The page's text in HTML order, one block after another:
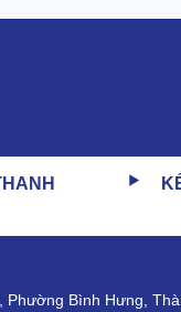
Phường Bình Hưng,